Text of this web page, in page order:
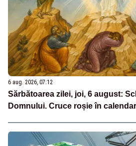
6 aug. 2026, 07:12
Sărbătoarea zilei, joi, 6 august:
Domnului. Cruce roșie în